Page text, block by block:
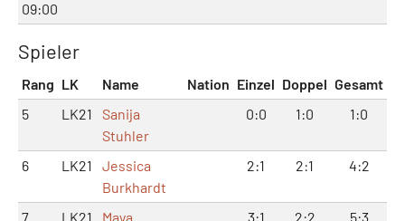
09:00
Spieler
Rang LK Name Nation Einzel Doppel Gesamt
5
LK21
Sanija
Stuhler
0:0 1:0 1:0
6 LK21
Jessica
Burkhardt
2:1 2:1 4:2
7 LK21
Maya
3:1 2:2 5:3